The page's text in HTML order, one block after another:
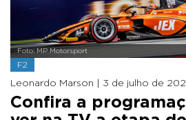
Foto: MP Motorsport
F2
Leonardo Marson | 3 de julho de
Confira a